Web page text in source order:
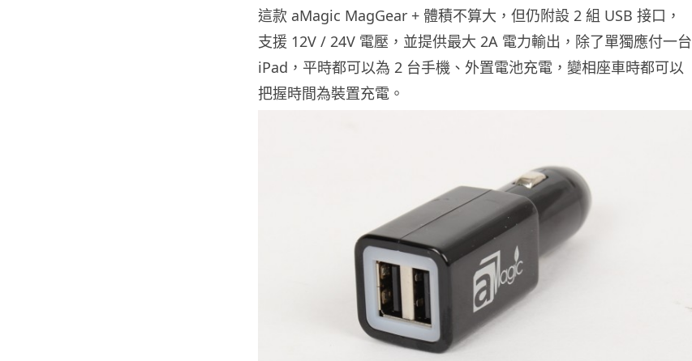
這款 aMagic MagGear + 體積不算大，但仍附設 2 組 USB 接口，
支援 12V / 24V 電壓，並提供最大 2A 電力輸出，除了單獨應付一台
iPad，平時都可以為 2 台手機、外置電池充電，變相座車時都可以
把握時間為裝置充電。